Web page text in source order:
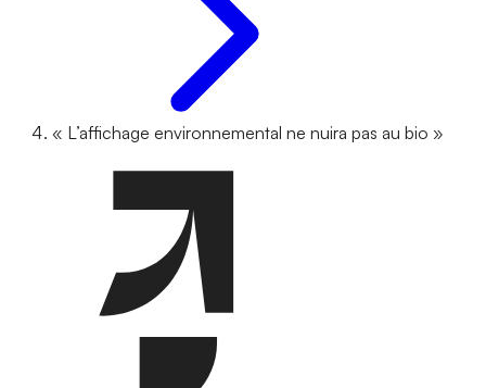
« L’affichage environnemental ne nuira pas au bio »